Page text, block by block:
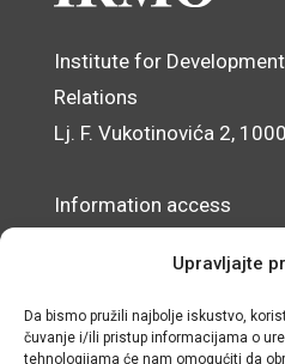
Upravljajte
Da bismo pružili najbolje iskustvo,
čuvanje i/ili pristup informacijama o
tehnologijama će nam omogućiti da
Institute for
Relations
Lj. F. Vukotinovića 2,
Information access
Accessibility Statement
© IRMO – Impressum